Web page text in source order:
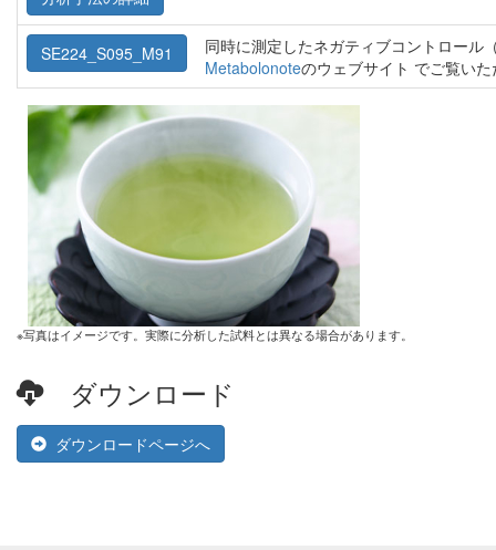
SE224_S095_M91
同時に測定したネガティブコントロール
Metabolonoteのウェブサイト でご覧い
※写真はイメージです。実際に分析した試料とは異なる場合があります。
ダウンロード
ダウンロードページへ